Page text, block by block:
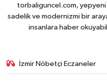
torbaliguncel.com,
sadelik ve modernizmi bir
insanlara haber
İzmir Nöbetçi Eczaneler